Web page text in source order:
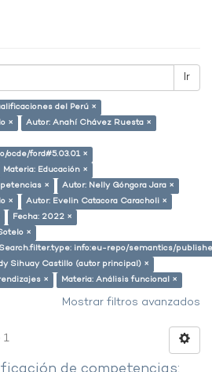
Ir
del Perú ×
×
Autor: Anahí Chávez Ruesta ×
ocde/ford#5.03.01 ×
Materia: Educación ×
×
Autor: Nelly Góngora Jara ×
×
Autor: Evelin Catacora Caracholi ×
Fecha: 2022 ×
×
info:eu-repo/semantics/
Sihuay Castillo (autor principal) ×
×
Materia: Análisis funcional ×
Mostrar filtros avanzados
1